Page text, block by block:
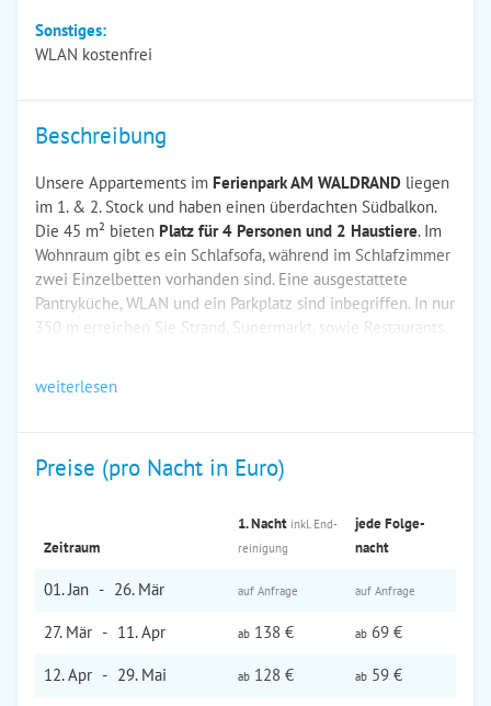
Sonstiges:
WLAN kostenfrei
Beschreibung
Unsere Appartements im Ferienpark AM WALDRAND liegen
im 1. & 2. Stock und haben einen überdachten Südbalkon.
Die 45 m² bieten Platz für 4 Personen und 2 Haustiere. Im
Wohnraum gibt es ein Schlafsofa, während im Schlafzimmer
zwei Einzelbetten vorhanden sind. Eine ausgestattete
Pantryküche, WLAN und ein Parkplatz sind inbegriffen. In nur
350 m erreichen Sie Strand, Supermarkt, sowie Restaurants.
weiterlesen
Preise (pro Nacht in Euro)
Zeitraum
1. Nacht inkl. End­
reinigung
jede Folge­
nacht
01. Jan - 26. Mär auf Anfrage auf Anfrage
27. Mär - 11. Apr ab 138 € ab 69 €
12. Apr - 29. Mai ab 128 € ab 59 €